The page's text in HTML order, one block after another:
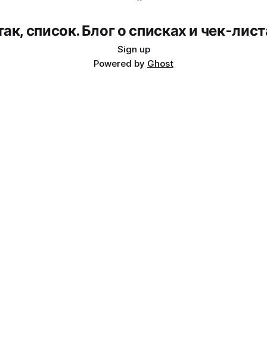
список. Блог о списках и чек-
Sign up
Powered by Ghost